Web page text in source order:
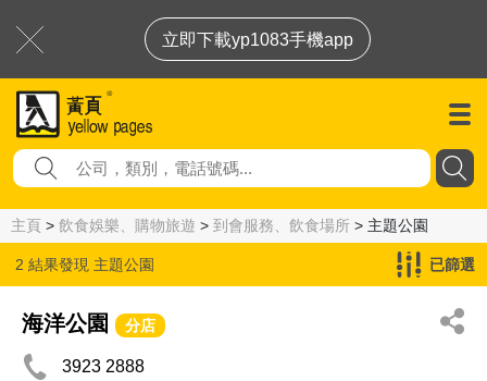
立即下載yp1083手機app
主頁 > 飲食娛樂、購物旅遊 > 到會服務、飲食場所 > 主題公園
2 結果發現 主題公園 已篩選
海洋公園 分店
3923 2888